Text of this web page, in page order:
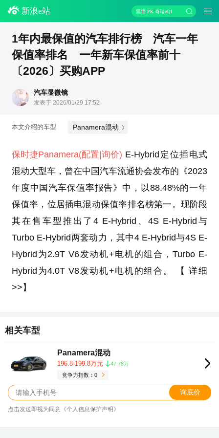
新浪e站 黑猫 PK 奇瑞eQ1
1年内最保值的汽车排行榜 汽车一年
保值率排名 一年新车保值率前十
〔2026〕买购APP
汽车显微镜
发表于 2026/01/29 17:52
本文介绍的车型 Panamera混动
保时捷Panamera(配置|询价) E-Hybrid定位插电式
混动大型车，曾在中国汽车流通协会发布的《2023
年度中国汽车保值率报告》中，以88.48%的一年
保值率，位居插电混动保值率排名榜第一。现阶段
其在售车型推出了4 E-Hybrid、4S E-Hybrid与
Turbo E-Hybrid两套动力，其中4 E-Hybrid与4S E-
Hybrid为2.9T V6发动机+电机的组合，Turbo E-
Hybrid为4.0T V8发动机+电机的组合。 【 详细
>>】
相关车型
Panamera混动
196.8-199.8万元
47.78万
竞争力指数：0
询底价
点击发送即视为同意《个人信息保护声明》